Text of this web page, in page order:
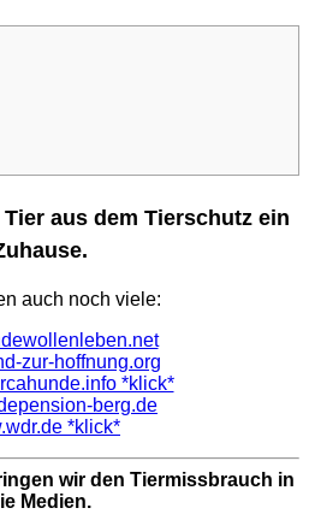
aus dem Tierschutz ein
auch noch viele:
zur-hoffnung.org
*klick*
berg.de
*klick*
wir den Tiermissbrauch in
Medien.